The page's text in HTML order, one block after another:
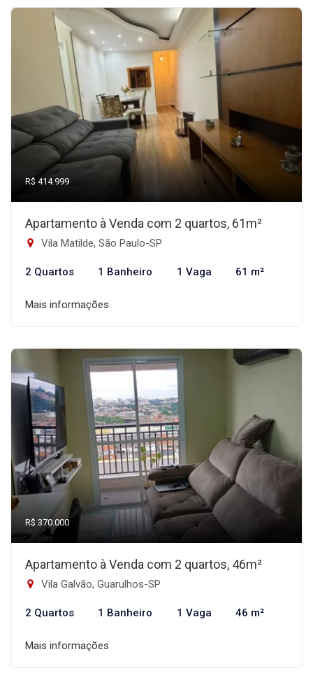
R$ 414.999
Apartamento à Venda com 2 quartos, 61m²
Vila Matilde, São Paulo-SP
2 Quartos 1 Banheiro 1 Vaga 61 m²
Mais informações
R$ 370.000
Apartamento à Venda com 2 quartos, 46m²
Vila Galvão, Guarulhos-SP
2 Quartos 1 Banheiro 1 Vaga 46 m²
Mais informações